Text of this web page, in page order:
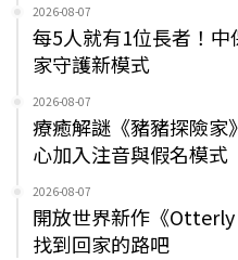
2026-08-07
每5人就有1位長者！中
家守護新模式
2026-08-07
療癒解謎《豬豬探險家
心加入注音與假名模式
2026-08-07
開放世界新作《
找到回家的路吧